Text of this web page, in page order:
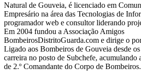
Natural de Gouveia, é licenciado em
Empresário na área das Tecnologias de
programador web e consultor liderando
Em 2004 fundou a Associação Amigos
BombeirosDistritoGuarda.com e dirige o
Ligado aos Bombeiros de Gouveia desde
carreira no posto de Subchefe, acumulando
de 2.º Comandante do Corpo de Bombeiros.